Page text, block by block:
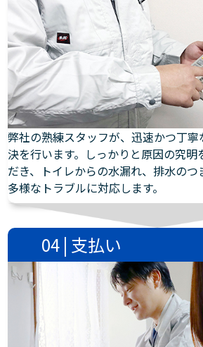
弊社の熟練スタッフが、迅速かつ丁
決を行います。しっかりと原因の究明
だき、トイレからの水漏れ、排水のつ
多様なトラブルに対応します。
04 | 支払い